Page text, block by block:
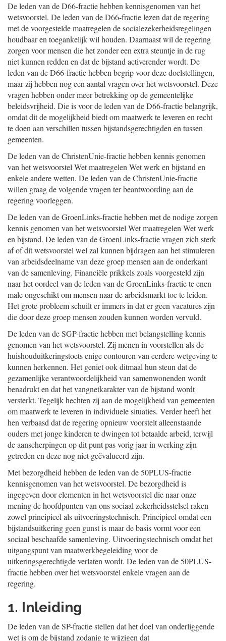
De leden van de D66-fractie hebben kennisgenomen van het
wetsvoorstel. De leden van de D66-fractie lezen dat de regering
met de voorgestelde maatregelen de socialezekerheidsregelingen
houdbaar en toegankelijk wil houden. Daarnaast wil de regering
zorgen voor mensen die het zonder een extra steuntje in de rug
niet kunnen redden en dat de bijstand activerender wordt. De
leden van de D66-fractie hebben begrip voor deze doelstellingen,
maar zij hebben nog een aantal vragen over het wetsvoorstel. Deze
vragen hebben onder meer betrekking op de gemeentelijke
beleidsvrijheid. Die is voor de leden van de D66-fractie belangrijk,
omdat dit de mogelijkheid biedt om maatwerk te leveren en recht
te doen aan verschillen tussen bijstandsgerechtigden en tussen
gemeenten.
De leden van de ChristenUnie-fractie hebben kennis genomen
van het wetsvoorstel Wet maatregelen Wet werk en bijstand en
enkele andere wetten. De leden van de ChristenUnie-fractie
willen graag de volgende vragen ter beantwoording aan de
regering voorleggen.
De leden van de GroenLinks-fractie hebben met de nodige zorgen
kennis genomen van het wetsvoorstel Wet maatregelen Wet werk
en bijstand. De leden van de GroenLinks-fractie vragen zich sterk
af of dit wetsvoorstel wel zal kunnen bijdragen aan het stimuleren
van arbeidsdeelname van deze groep mensen aan de onderkant
van de samenleving. Financiële prikkels zoals voorgesteld zijn
naar het oordeel van de leden van de GroenLinks-fractie te enen
male ongeschikt om mensen naar de arbeidsmarkt toe te leiden.
Het grote probleem schuilt er immers in dat er geen vacatures zijn
die door deze groep mensen zouden kunnen worden vervuld.
De leden van de SGP-fractie hebben met belangstelling kennis
genomen van het wetsvoorstel. Zij menen in voorstellen als de
huishouduitkeringstoets enige contouren van eerdere wetgeving te
kunnen herkennen. Het geniet ook ditmaal hun steun dat de
gezamenlijke verantwoordelijkheid van samenwonenden wordt
benadrukt en dat het vangnetkarakter van de bijstand wordt
versterkt. Tegelijk hechten zij aan de mogelijkheid van gemeenten
om maatwerk te leveren in individuele situaties. Verder heeft het
hen verbaasd dat de regering opnieuw voorstelt alleenstaande
ouders met jonge kinderen te dwingen tot betaalde arbeid, terwijl
de aanscherpingen op dit punt pas vorig jaar in werking zijn
getreden en deze nog niet geëvalueerd zijn.
Met bezorgdheid hebben de leden van de 50PLUS-fractie
kennisgenomen van het wetsvoorstel. De bezorgdheid is
ingegeven door elementen in het wetsvoorstel die naar onze
mening de hoofdpunten van ons sociaal zekerheidsstelsel raken
zowel principieel als uitvoeringstechnisch. Principieel omdat een
bijstandsuitkering geen gunst is maar de basis vormt voor een
sociaal beschaafde samenleving. Uitvoeringstechnisch omdat het
uitgangspunt van maatwerkbegeleiding voor de
uitkeringsgerechtigde verlaten wordt. De leden van de 50PLUS-
fractie hebben over het wetsvoorstel enkele vragen aan de
regering.
1. Inleiding
De leden van de SP-fractie stellen dat het doel van onderliggende
wet is om de bijstand zodanig te wijzigen dat